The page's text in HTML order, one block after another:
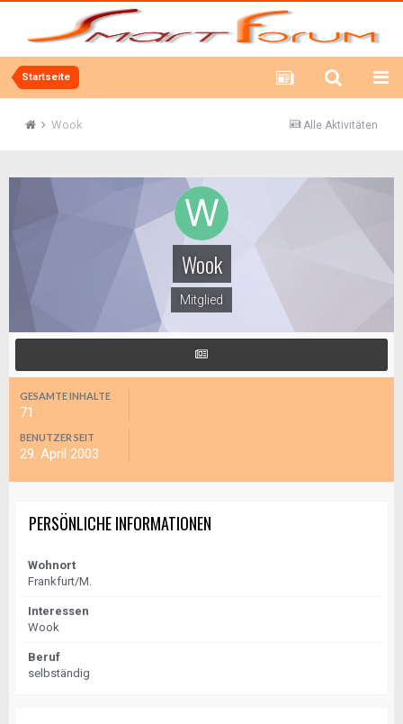
Startseite
Alle Aktivitäten
Wook
Wook
Mitglied
GESAMTE INHALTE
71
BENUTZER SEIT
29. April 2003
PERSÖNLICHE INFORMATIONEN
Wohnort
Frankfurt/M.
Interessen
Wook
Beruf
selbständig